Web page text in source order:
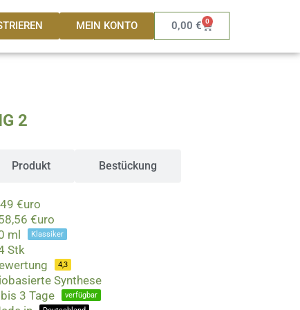
MEIN KONTO 0,00 € 0
Warenkorb
2
Produkt Bestückung
€uro
€uro
ml
Klassiker
Stk
4,3
Synthese
3 Tage
verfügbar